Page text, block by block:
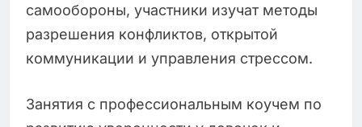
самообороны, участники изучат методы
разрешения конфликтов, открытой
коммуникации и управления стрессом.
Занятия с профессиональным коучем по